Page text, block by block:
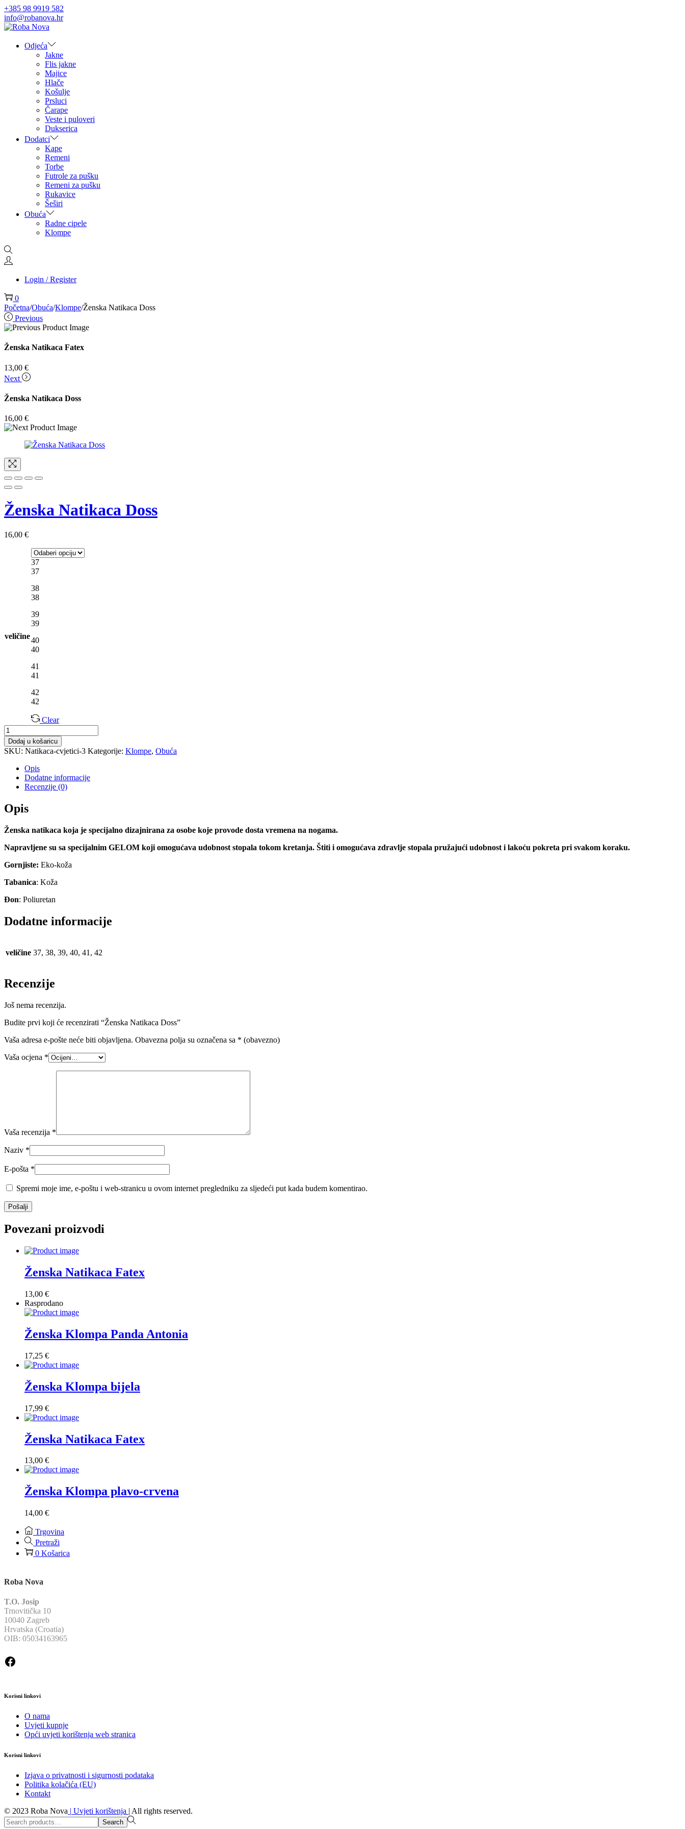
+385 98 9919 582
info@robanova.hr
Skip
navigation
Skip
contentOdjeća
Jakne
Flis jakne
Majice
Hlače
Košulje
Prsluci
Čarape
Veste i puloveri
Dukserica
Dodatci
Kape
Remeni
Torbe
Futrole za pušku
Remeni za pušku
Rukavice
Šeširi
Obuća
Radne cipele
Klompe
Login / Register
0
Početna/Obuća/Klompe/Ženska Natikaca Doss
Previous
Ženska Natikaca Fatex
13,00 €
Next
Ženska Natikaca Doss
16,00 €
Ženska Natikaca Doss
16,00 €
veličine
37
37
38
38
39
39
40
40
41
41
42
42
Clear
Ženska
Natikaca
Doss
količina
Dodaj u košaricu
SKU: Natikaca-cvjetici-3 Kategorije: Klompe, Obuća
Opis
Dodatne informacije
Recenzije (0)
Opis
Ženska natikaca koja je specijalno dizajnirana za osobe koje provode dosta vremena na nogama.
Napravljene su sa specijalnim GELOM koji omogućava udobnost stopala tokom kretanja. Štiti i omogućava zdravlje stopala pružajući udobnost i lakoću pokreta pri svakom koraku.
Gornjiste: Eko-koža
Tabanica: Koža
Đon: Poliuretan
Dodatne informacije
veličine 37, 38, 39, 40, 41, 42
Recenzije
Još nema recenzija.
Budite prvi koji će recenzirati “Ženska Natikaca Doss”
Vaša adresa e-pošte neće biti objavljena. Obavezna polja su označena sa * (obavezno)
Vaša ocjena *
Vaša recenzija *
Naziv *
E-pošta *
Spremi moje ime, e-poštu i web-stranicu u ovom internet pregledniku za sljedeći put kada budem komentirao.
Povezani proizvodi
Ženska Natikaca Fatex
13,00 €
Rasprodano
Ženska Klompa Panda Antonia
17,25 €
Ženska Klompa bijela
17,99 €
Ženska Natikaca Fatex
13,00 €
Ženska Klompa plavo-crvena
14,00 €
Trgovina
Pretraži
0 Košarica
Roba Nova
T.O. Josip
Trnovitička 10
10040 Zagreb
Hrvatska (Croatia)
OIB: 05034163965
Facebook
Korisni linkovi
O nama
Uvjeti kupnje
Opći uvjeti korištenja web stranica
Korisni linkovi
Izjava o privatnosti i sigurnosti podataka
Politika kolačića (EU)
Kontakt
© 2023 Roba Nova | Uvjeti korištenja | All rights reserved.
Search
Search